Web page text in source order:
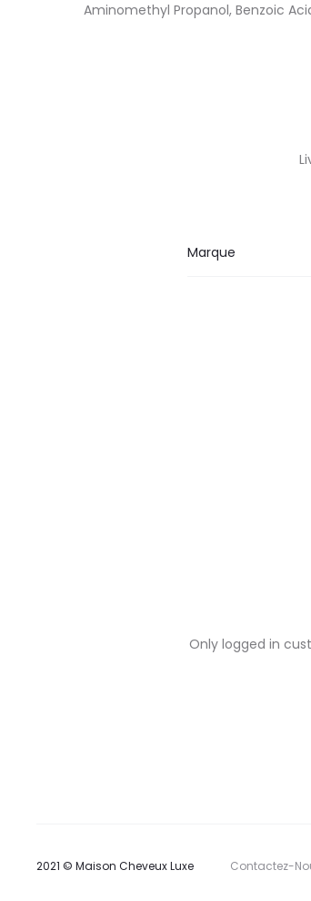
Aminomethyl Propanol, Benzoic
Marque
R
Only logged in
2021 © Maison Cheveux Luxe Contactez-